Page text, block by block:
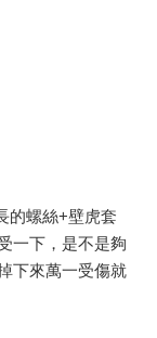
的螺絲+壁虎套
一下，是不是夠
下來萬一受傷就